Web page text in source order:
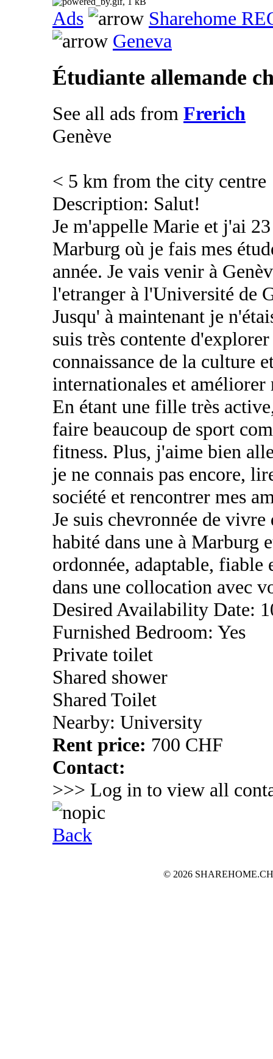
Ads
Sharehome
Geneva
Étudiante allemande
See all ads from Frerich
Genève
< 5 km from the city centre
Description: Salut!
Je m'appelle Marie et j'ai
Marburg où je fais mes
année. Je vais venir à
l'etranger à l'Université de
Jusqu' à maintenant je
suis très contente
connaissance de la culture
internationales et améliorer
En étant une fille très
faire beaucoup de sport
fitness. Plus, j'aime bien
je ne connais pas encore,
société et rencontrer mes
Je suis chevronnée de
habité dans une à Marburg
ordonnée, adaptable,
dans une collocation avec
Desired Availability Date:
Furnished Bedroom: Yes
Private toilet
Shared shower
Shared Toilet
Nearby: University
Rent price: 700 CHF
Contact:
>>> Log in to view all
Back
© 2026